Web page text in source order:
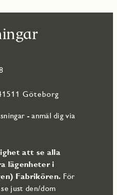
Göteborg
- anmäl dig via
att se alla
lägenheter i
Fabrikören. För
just den/dom